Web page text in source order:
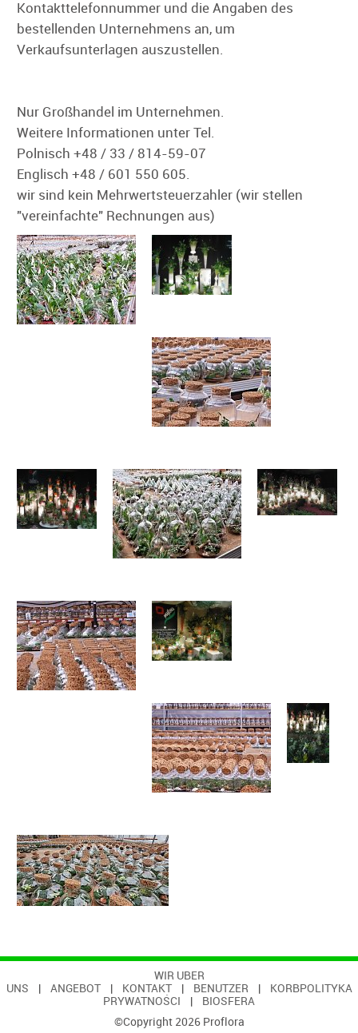
Kontakttelefonnummer und die Angaben des
bestellenden Unternehmens an, um
Verkaufsunterlagen auszustellen.
Nur Großhandel im Unternehmen.
Weitere Informationen unter Tel.
Polnisch +48 / 33 / 814-59-07
Englisch +48 / 601 550 605.
wir sind kein Mehrwertsteuerzahler (wir stellen
"vereinfachte" Rechnungen aus)
WIR UBER
UNS | ANGEBOT| KONTAKT| BENUTZER | KORBPOLITYKA
PRYWATNOŚCI | BIOSFERA
©Copyright 2026 Proflora